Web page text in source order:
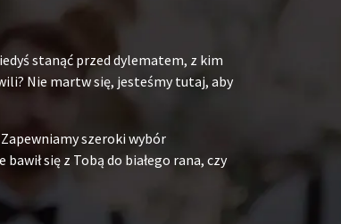
stanąć przed dylematem, z kim
Nie martw się, jesteśmy tutaj, aby
szeroki wybór
się z Tobą do białego rana, czy